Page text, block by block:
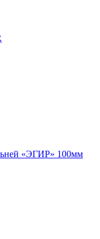
«ЭГИР» 100мм